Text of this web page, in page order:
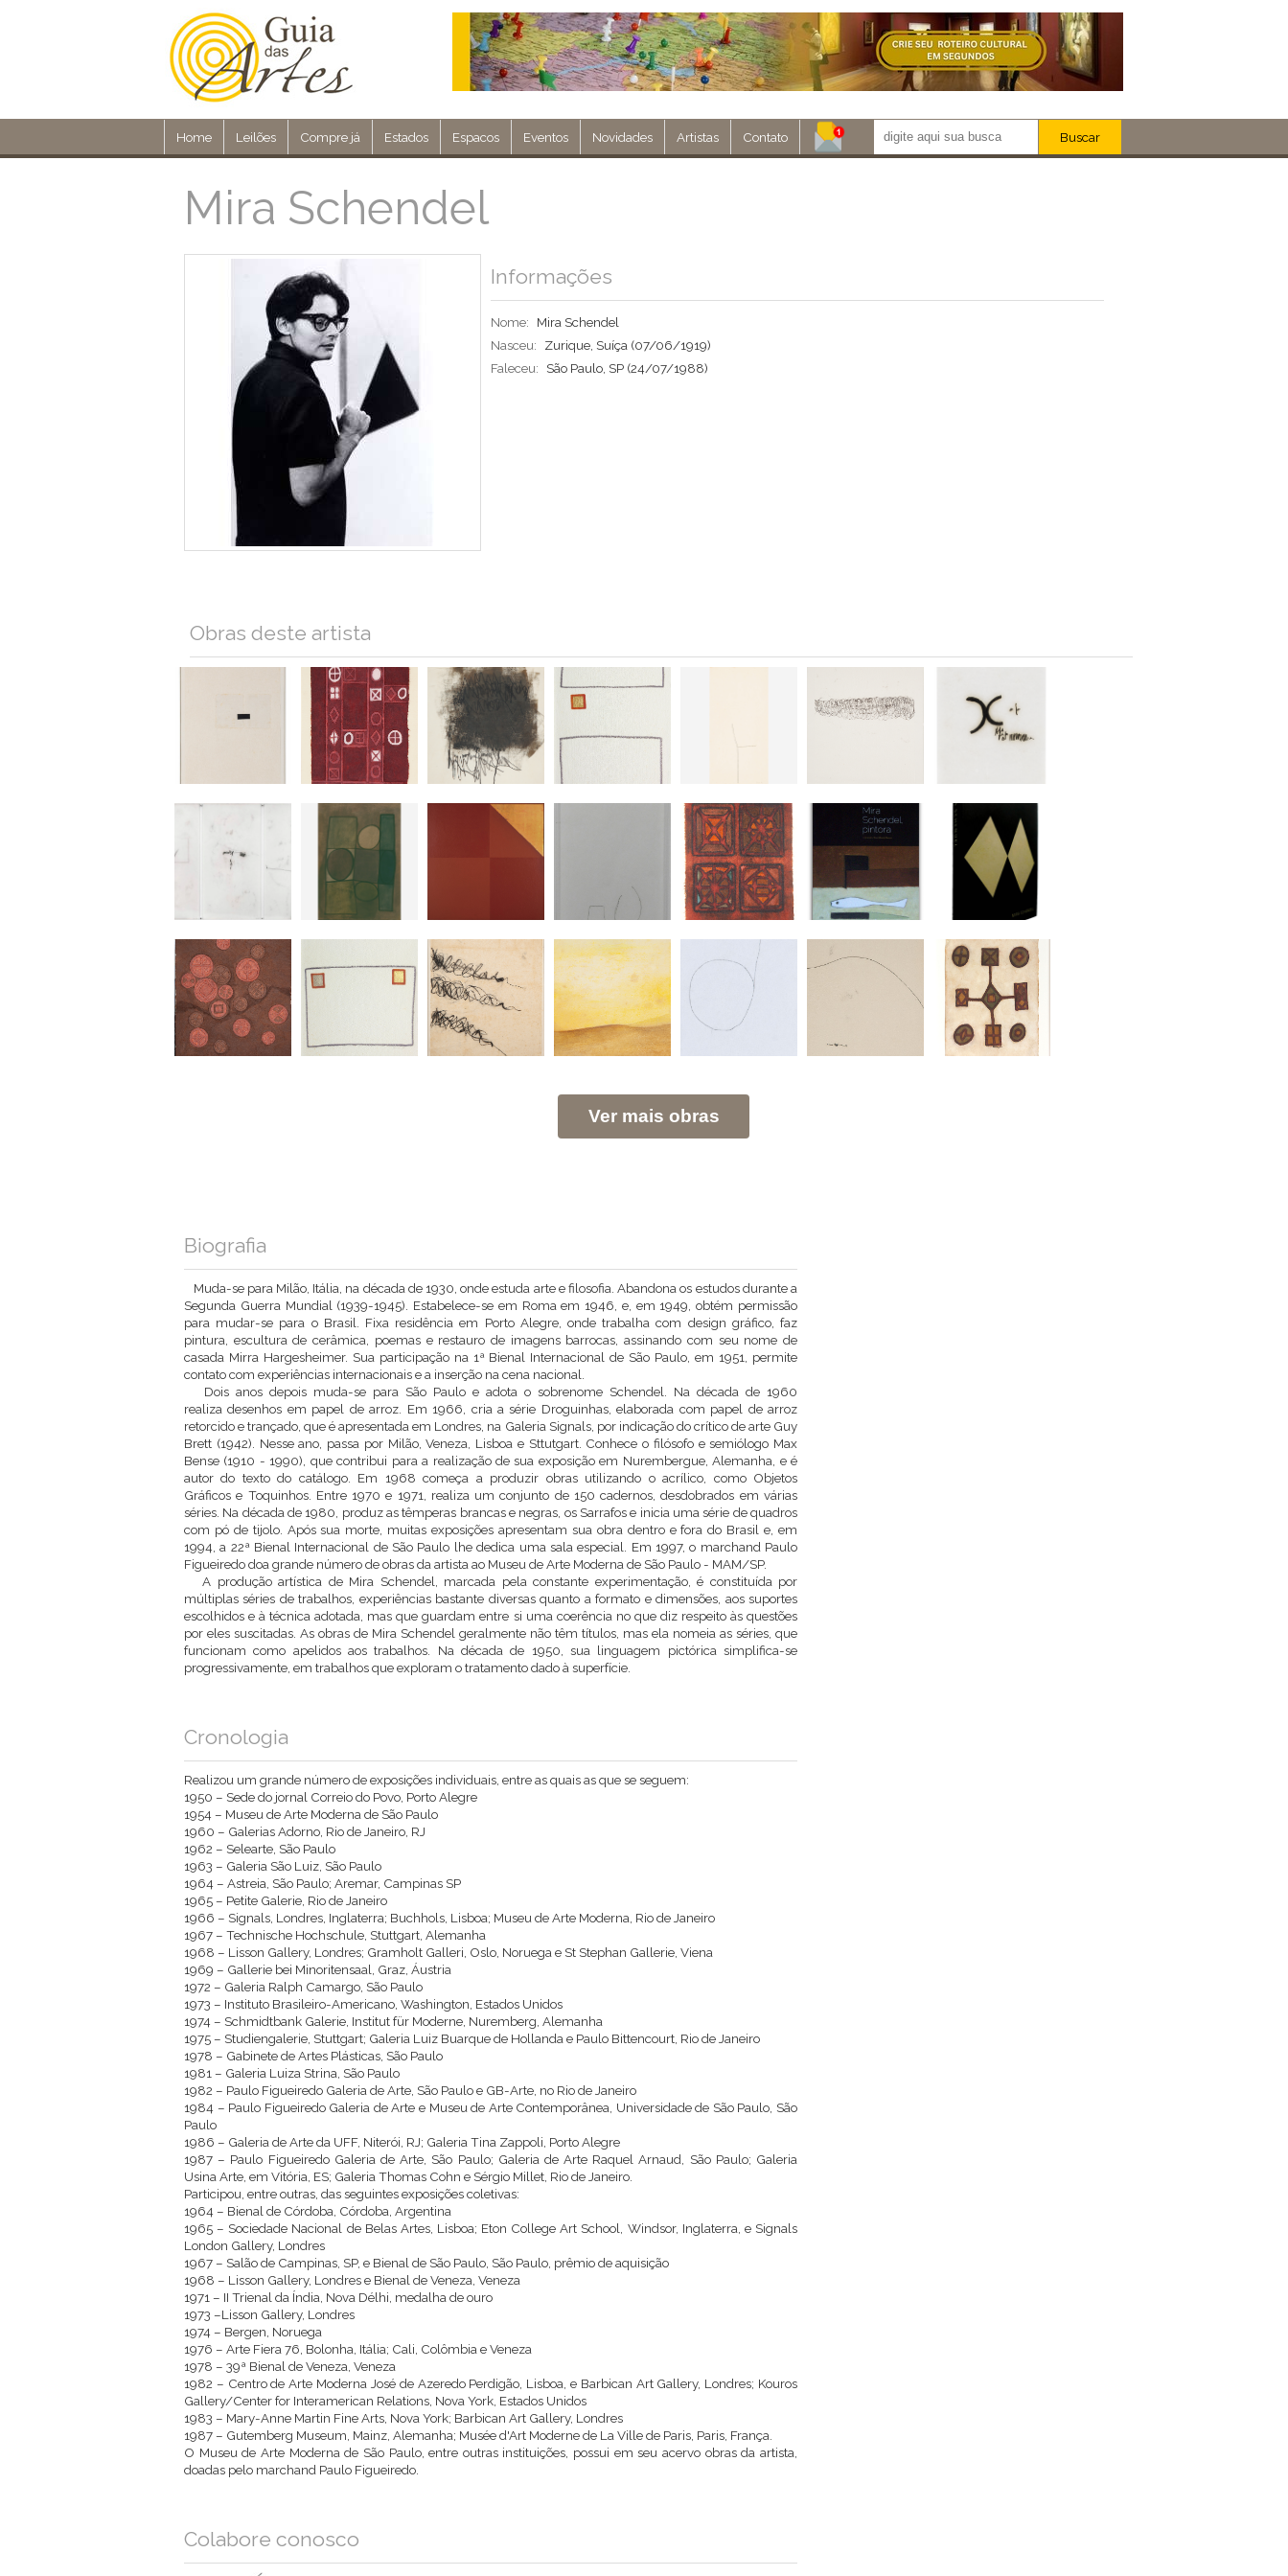
Home Leilões Compre já Estados Espacos Eventos Novidades Artistas Contato Buscar
Mira Schendel
Informações
Nome:
Mira Schendel
Nasceu:
Zurique, Suíça (07/06/1919)
Faleceu:
São Paulo, SP (24/07/1988)
Obras deste artista
Ver mais obras
Biografia
Muda-se para Milão, Itália, na década de 1930, onde estuda arte e filosofia. Abandona os estudos durante a
Segunda Guerra Mundial (1939-1945). Estabelece-se em Roma em 1946, e, em 1949, obtém permissão
para mudar-se para o Brasil. Fixa residência em Porto Alegre, onde trabalha com design gráfico, faz
pintura, escultura de cerâmica, poemas e restauro de imagens barrocas, assinando com seu nome de
casada Mirra Hargesheimer. Sua participação na 1ª Bienal Internacional de São Paulo, em 1951, permite
contato com experiências internacionais e a inserção na cena nacional.
Dois anos depois muda-se para São Paulo e adota o sobrenome Schendel. Na década de 1960
realiza desenhos em papel de arroz. Em 1966, cria a série Droguinhas, elaborada com papel de arroz
retorcido e trançado, que é apresentada em Londres, na Galeria Signals, por indicação do crítico de arte Guy
Brett (1942). Nesse ano, passa por Milão, Veneza, Lisboa e Sttutgart. Conhece o filósofo e semiólogo Max
Bense (1910 - 1990), que contribui para a realização de sua exposição em Nurembergue, Alemanha, e é
autor do texto do catálogo. Em 1968 começa a produzir obras utilizando o acrílico, como Objetos
Gráficos e Toquinhos. Entre 1970 e 1971, realiza um conjunto de 150 cadernos, desdobrados em várias
séries. Na década de 1980, produz as têmperas brancas e negras, os Sarrafos e inicia uma série de quadros
com pó de tijolo. Após sua morte, muitas exposições apresentam sua obra dentro e fora do Brasil e, em
1994, a 22ª Bienal Internacional de São Paulo lhe dedica uma sala especial. Em 1997, o marchand Paulo
Figueiredo doa grande número de obras da artista ao Museu de Arte Moderna de São Paulo - MAM/SP.
A produção artística de Mira Schendel, marcada pela constante experimentação, é constituída por
múltiplas séries de trabalhos, experiências bastante diversas quanto a formato e dimensões, aos suportes
escolhidos e à técnica adotada, mas que guardam entre si uma coerência no que diz respeito às questões
por eles suscitadas. As obras de Mira Schendel geralmente não têm títulos, mas ela nomeia as séries, que
funcionam como apelidos aos trabalhos. Na década de 1950, sua linguagem pictórica simplifica-se
progressivamente, em trabalhos que exploram o tratamento dado à superfície.
Cronologia
Realizou um grande número de exposições individuais, entre as quais as que se seguem:
1950 – Sede do jornal Correio do Povo, Porto Alegre
1954 – Museu de Arte Moderna de São Paulo
1960 – Galerias Adorno, Rio de Janeiro, RJ
1962 – Selearte, São Paulo
1963 – Galeria São Luiz, São Paulo
1964 – Astreia, São Paulo; Aremar, Campinas SP
1965 – Petite Galerie, Rio de Janeiro
1966 – Signals, Londres, Inglaterra; Buchhols, Lisboa; Museu de Arte Moderna, Rio de Janeiro
1967 – Technische Hochschule, Stuttgart, Alemanha
1968 – Lisson Gallery, Londres; Gramholt Galleri, Oslo, Noruega e St Stephan Gallerie, Viena
1969 – Gallerie bei Minoritensaal, Graz, Áustria
1972 – Galeria Ralph Camargo, São Paulo
1973 – Instituto Brasileiro-Americano, Washington, Estados Unidos
1974 – Schmidtbank Galerie, Institut für Moderne, Nuremberg, Alemanha
1975 – Studiengalerie, Stuttgart; Galeria Luiz Buarque de Hollanda e Paulo Bittencourt, Rio de Janeiro
1978 – Gabinete de Artes Plásticas, São Paulo
1981 – Galeria Luiza Strina, São Paulo
1982 – Paulo Figueiredo Galeria de Arte, São Paulo e GB-Arte, no Rio de Janeiro
1984 – Paulo Figueiredo Galeria de Arte e Museu de Arte Contemporânea, Universidade de São Paulo, São
Paulo
1986 – Galeria de Arte da UFF, Niterói, RJ; Galeria Tina Zappoli, Porto Alegre
1987 – Paulo Figueiredo Galeria de Arte, São Paulo; Galeria de Arte Raquel Arnaud, São Paulo; Galeria
Usina Arte, em Vitória, ES; Galeria Thomas Cohn e Sérgio Millet, Rio de Janeiro.
Participou, entre outras, das seguintes exposições coletivas:
1964 – Bienal de Córdoba, Córdoba, Argentina
1965 – Sociedade Nacional de Belas Artes, Lisboa; Eton College Art School, Windsor, Inglaterra, e Signals
London Gallery, Londres
1967 – Salão de Campinas, SP, e Bienal de São Paulo, São Paulo, prêmio de aquisição
1968 – Lisson Gallery, Londres e Bienal de Veneza, Veneza
1971 – II Trienal da Índia, Nova Délhi, medalha de ouro
1973 –Lisson Gallery, Londres
1974 – Bergen, Noruega
1976 – Arte Fiera 76, Bolonha, Itália; Cali, Colômbia e Veneza
1978 – 39ª Bienal de Veneza, Veneza
1982 – Centro de Arte Moderna José de Azeredo Perdigão, Lisboa, e Barbican Art Gallery, Londres; Kouros
Gallery/Center for Interamerican Relations, Nova York, Estados Unidos
1983 – Mary-Anne Martin Fine Arts, Nova York; Barbican Art Gallery, Londres
1987 – Gutemberg Museum, Mainz, Alemanha; Musée d'Art Moderne de La Ville de Paris, Paris, França.
O Museu de Arte Moderna de São Paulo, entre outras instituições, possui em seu acervo obras da artista,
doadas pelo marchand Paulo Figueiredo.
Colabore conosco